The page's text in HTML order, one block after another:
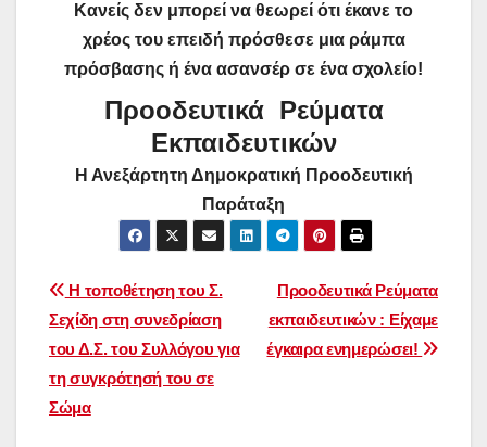
Κανείς δεν μπορεί να θεωρεί ότι έκανε το
χρέος του επειδή πρόσθεσε μια ράμπα
πρόσβασης ή ένα ασανσέρ σε ένα σχολείο!
Προοδευτικά Ρεύματα
Εκπαιδευτικών
Η Ανεξάρτητη Δημοκρατική Προοδευτική
Παράταξη
Πλοήγηση
άρθρων
Προοδευτικά Ρεύματα
εκπαιδευτικών : Είχαμε
έγκαιρα ενημερώσει!
Η τοποθέτηση του Σ.
Σεχίδη στη συνεδρίαση
του Δ.Σ. του Συλλόγου για
τη συγκρότησή του σε
Σώμα